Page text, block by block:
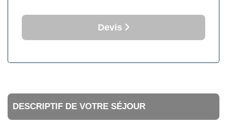
Devis
DESCRIPTIF DE VOTRE SÉJOUR